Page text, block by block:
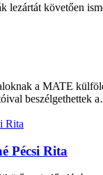
lezártát követően
a MATE
beszélgethettek
Pécsi Rita